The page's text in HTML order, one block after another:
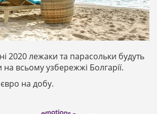
2020 лежаки та парасольки будуть
всьому узбережжі Болгарії.
на добу.